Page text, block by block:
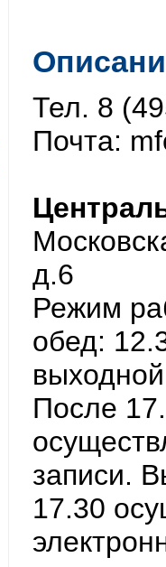
Тел. 8
Почта:
д.6
Режим
обед:
выходной
После
записи.
17.30